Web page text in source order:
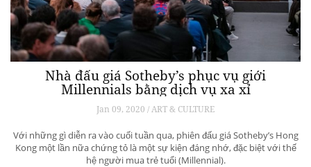
Nhà đấu giá Sotheby’s phục vụ giới
Millennials bằng dịch vụ xa xỉ
Jan 09, 2020 / ART & CULTURE
Với những gì diễn ra vào cuối tuần qua, phiên đấu giá Sotheby’s Hong
Kong một lần nữa chứng tỏ là một sự kiện đáng nhớ, đặc biệt với thế
hệ người mua trẻ tuổi (Millennial).